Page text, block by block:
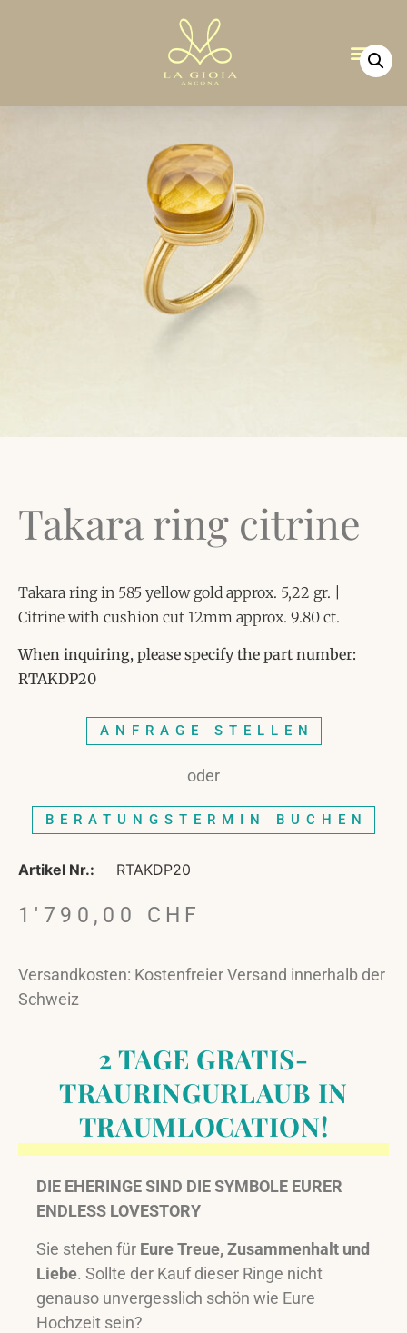
Takara ring citrine
Takara ring in 585 yellow gold approx. 5,22 gr. |
Citrine with cushion cut 12mm approx. 9.80 ct.
When inquiring, please specify the part number:
RTAKDP20
ANFRAGE STELLEN
oder
BERATUNGSTERMIN BUCHEN
Artikel Nr.: RTAKDP20
1'790,00 CHF
Versandkosten: Kostenfreier Versand innerhalb der
Schweiz
2 TAGE GRATIS-
TRAURINGURLAUB IN
TRAUMLOCATION!
DIE EHERINGE SIND DIE SYMBOLE EURER
ENDLESS LOVESTORY
Sie stehen für Eure Treue, Zusammenhalt und
Liebe. Sollte der Kauf dieser Ringe nicht
genauso unvergesslich schön wie Eure
Hochzeit sein?